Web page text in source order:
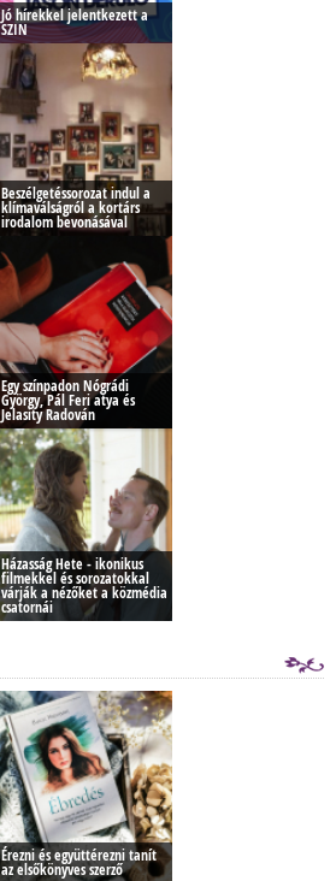
Jó hírekkel jelentkezett a
SZIN
Beszélgetéssorozat indul a
klímaválságról a kortárs
irodalom bevonásával
Egy színpadon Nógrádi
György, Pál Feri atya és
Jelasity Radován
Házasság Hete - ikonikus
filmekkel és sorozatokkal
várják a nézőket a közmédia
csatornái
Érezni és együttérezni tanít
az elsőkönyves szerző